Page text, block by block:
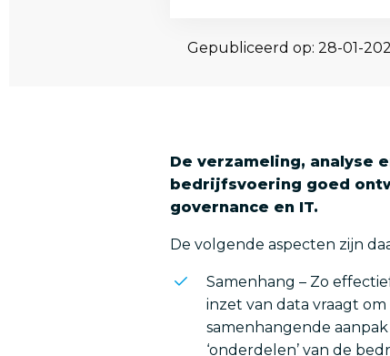
Gepubliceerd op: 28-01-
De verzameling, analyse
bedrijfsvoering goed
governance en IT.
De volgende aspecten zijn
Samenhang – Zo
inzet van data vraagt om
samenhangende
‘onderdelen’ van de